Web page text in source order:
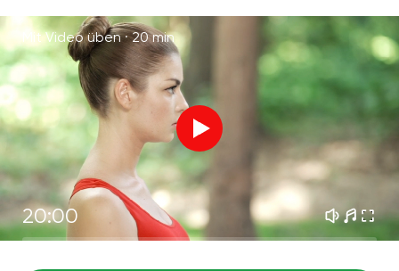
Mit Video üben ·20 min
20:00